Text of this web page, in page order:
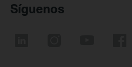
Síguenos